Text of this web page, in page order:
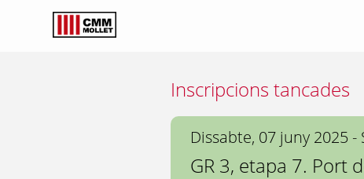
Inscripcions tancades
Dissabte, 07 juny 2025 -
GR 3, etapa 7. Port